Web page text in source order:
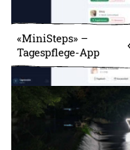
«MiniSteps» –
Tagespflege-App